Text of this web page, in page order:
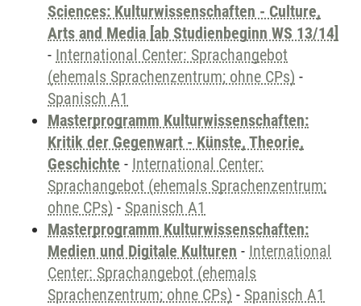
Sciences: Kulturwissenschaften - Culture,
Arts and Media [ab Studienbeginn WS 13/14]
- International Center: Sprachangebot
(ehemals Sprachenzentrum; ohne CPs) -
Spanisch A1
Masterprogramm Kulturwissenschaften:
Kritik der Gegenwart - Künste, Theorie,
Geschichte - International Center:
Sprachangebot (ehemals Sprachenzentrum;
ohne CPs) - Spanisch A1
Masterprogramm Kulturwissenschaften:
Medien und Digitale Kulturen - International
Center: Sprachangebot (ehemals
Sprachenzentrum; ohne CPs) - Spanisch A1